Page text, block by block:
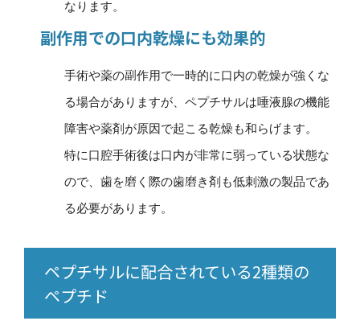
なります。
副作用での口内乾燥にも効果的
手術や薬の副作用で一時的に口内の乾燥が強くな
る場合がありますが、ペプチサルは唾液腺の機能
障害や薬剤が原因で起こる乾燥も和らげます。
特に口腔手術後は口内が非常に弱っている状態な
ので、歯を磨く際の歯磨き剤も低刺激の製品であ
る必要があります。
ペプチサルに配合されている2種類の
ペプチド